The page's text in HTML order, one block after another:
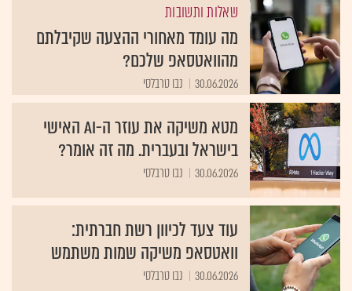
שאלות ותשובות
מה עומד מאחורי ההצעה שקיבלתם
מהוואטסאפ שלכם?
30.06.2026 נבו טרבלסי
מטא משיקה את עוזר ה-AI האישי
בישראל ובעברית. מה זה אומר?
30.06.2026 נבו טרבלסי
עוד צעד לכיוון רשת חברתית:
וואטסאפ משיקה שמות משתמש
30.06.2026 נבו טרבלסי